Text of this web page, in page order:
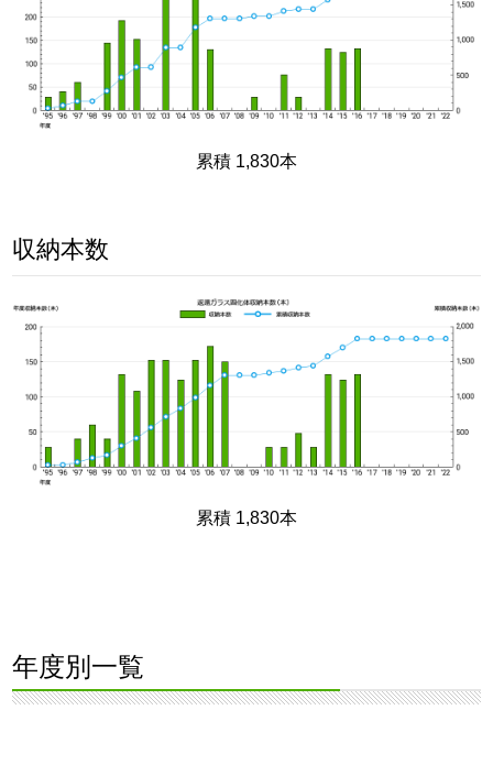
累積 1,830本
収納本数
累積 1,830本
年度別一覧